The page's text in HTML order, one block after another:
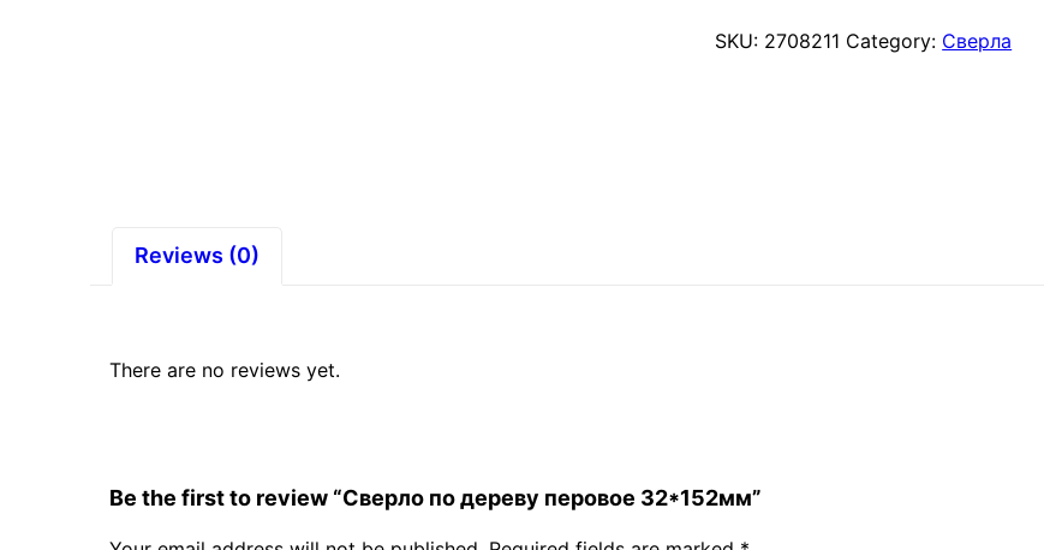
SKU: 2708211 Category: Сверла
Reviews (0)
There are no reviews yet.
Be the first to review “Сверло по дереву перовое 32*152мм”